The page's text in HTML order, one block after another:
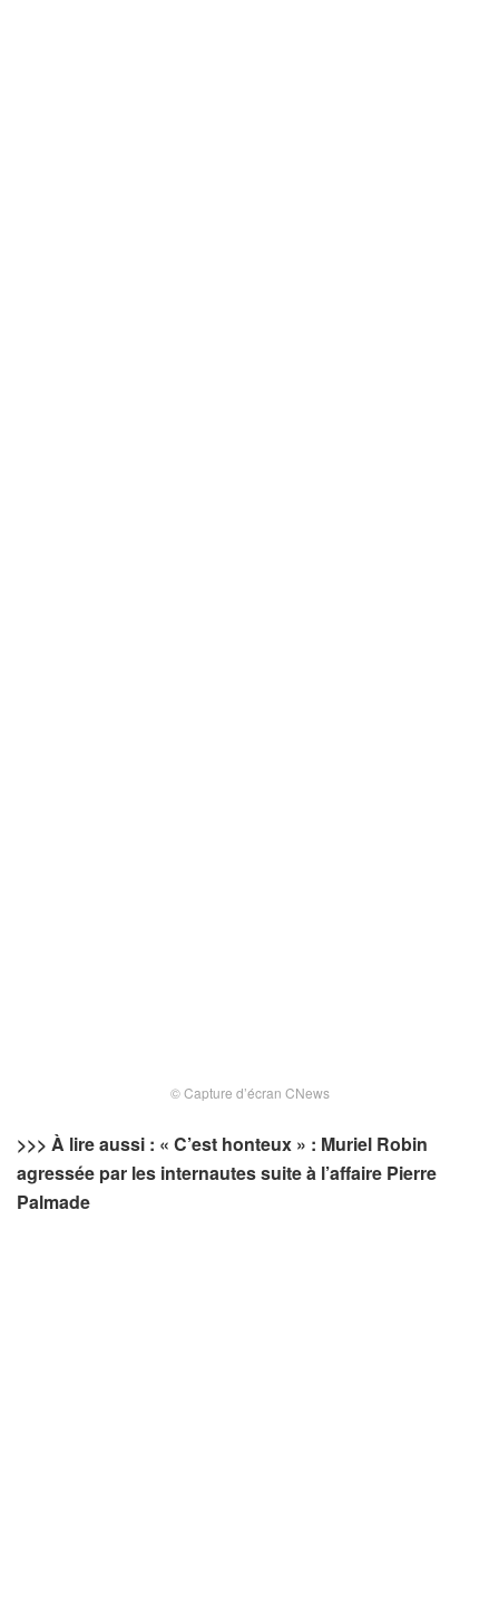
© Capture d’écran CNews
>>> À lire aussi : « C’est honteux » : Muriel Robin
agressée par les internautes suite à l’affaire Pierre
Palmade